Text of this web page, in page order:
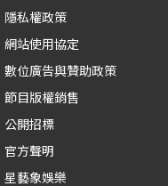
隱私權政策
網站使用協定
數位廣告與贊助政策
節目版權銷售
公開招標
官方聲明
星藝象娛樂